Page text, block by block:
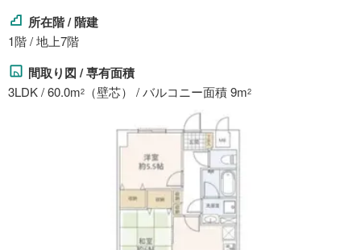
所在階 / 階建
1階 / 地上7階
間取り図 / 専有面積
3LDK / 60.0m2 （壁芯） / バルコニー面積 9m2